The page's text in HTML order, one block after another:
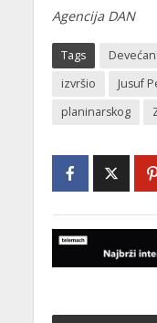
Agencija DAN
Tags Devećani
izvršio
Jusuf
planinarskog